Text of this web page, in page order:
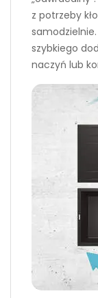
z potrzeby
szybkiego
naczyń lub